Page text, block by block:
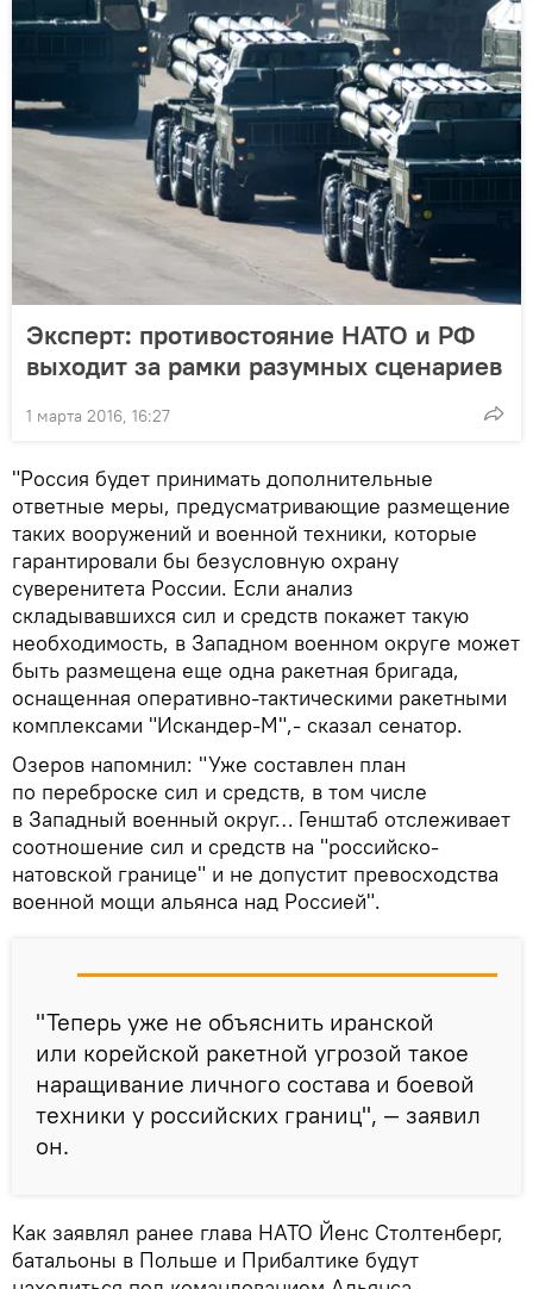
Эксперт: противостояние НАТО и РФ
выходит за рамки разумных сценариев
1 марта 2016, 16:27
"Россия будет принимать дополнительные
ответные меры, предусматривающие размещение
таких вооружений и военной техники, которые
гарантировали бы безусловную охрану
суверенитета России. Если анализ
складывавшихся сил и средств покажет такую
необходимость, в Западном военном округе может
быть размещена еще одна ракетная бригада,
оснащенная оперативно-тактическими ракетными
комплексами "Искандер-М",- сказал сенатор.
Озеров напомнил: "Уже составлен план
по переброске сил и средств, в том числе
в Западный военный округ… Генштаб отслеживает
соотношение сил и средств на "российско-
натовской границе" и не допустит превосходства
военной мощи альянса над Россией".
"Теперь уже не объяснить иранской
или корейской ракетной угрозой такое
наращивание личного состава и боевой
техники у российских границ", — заявил
он.
Как заявлял ранее глава НАТО Йенс Столтенберг,
батальоны в Польше и Прибалтике будут